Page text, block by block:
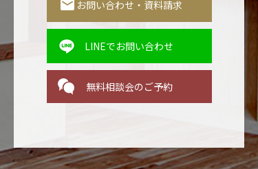
お問い合わせ・資料請求
LINEでお問い合わせ
無料相談会のご予約